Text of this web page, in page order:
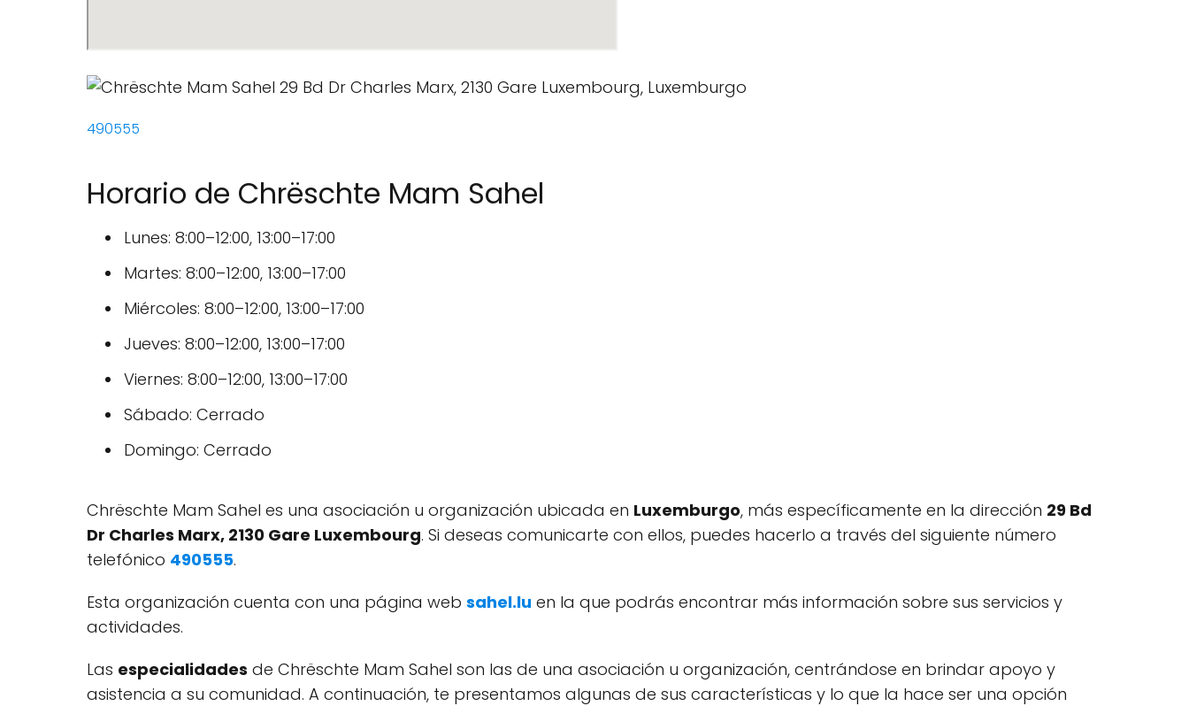
490555
Horario de Chrëschte Mam Sahel
Lunes: 8:00–12:00, 13:00–17:00
Martes: 8:00–12:00, 13:00–17:00
Miércoles: 8:00–12:00, 13:00–17:00
Jueves: 8:00–12:00, 13:00–17:00
Viernes: 8:00–12:00, 13:00–17:00
Sábado: Cerrado
Domingo: Cerrado
Chrëschte Mam Sahel es una asociación u organización ubicada en Luxemburgo, más específicamente en la dirección 29 Bd
Dr Charles Marx, 2130 Gare Luxembourg. Si deseas comunicarte con ellos, puedes hacerlo a través del siguiente número
telefónico 490555.
Esta organización cuenta con una página web sahel.lu en la que podrás encontrar más información sobre sus servicios y
actividades.
Las especialidades de Chrëschte Mam Sahel son las de una asociación u organización, centrándose en brindar apoyo y
asistencia a su comunidad. A continuación, te presentamos algunas de sus características y lo que la hace ser una opción